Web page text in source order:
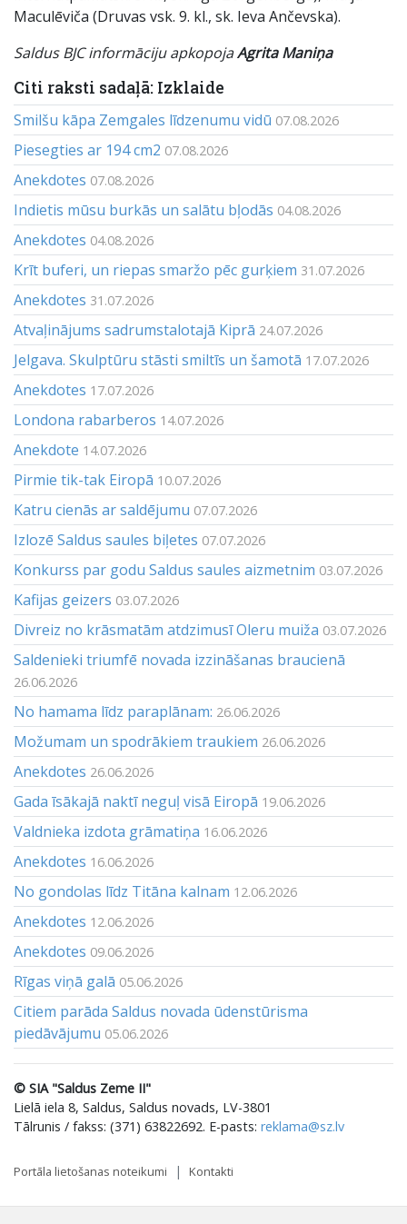
Maculēviča (Druvas vsk. 9. kl., sk. Ieva Ančevska).
Saldus BJC informāciju apkopojaAgrita Maniņa
Citi raksti sadaļā: Izklaide
Smilšu kāpa Zemgales līdzenumu vidū 07.08.2026
Piesegties ar 194 cm2 07.08.2026
Anekdotes 07.08.2026
Indietis mūsu burkās un salātu bļodās 04.08.2026
Anekdotes 04.08.2026
Krīt buferi, un riepas smaržo pēc gurķiem 31.07.2026
Anekdotes 31.07.2026
Atvaļinājums sadrumstalotajā Kiprā 24.07.2026
Jelgava. Skulptūru stāsti smiltīs un šamotā 17.07.2026
Anekdotes 17.07.2026
Londona rabarberos 14.07.2026
Anekdote 14.07.2026
Pirmie tik-tak Eiropā 10.07.2026
Katru cienās ar saldējumu 07.07.2026
Izlozē Saldus saules biļetes 07.07.2026
Konkurss par godu Saldus saules aizmetnim 03.07.2026
Kafijas geizers 03.07.2026
Divreiz no krāsmatām atdzimusī Oleru muiža 03.07.2026
Saldenieki triumfē novada izzināšanas braucienā
26.06.2026
No hamama līdz paraplānam: 26.06.2026
Možumam un spodrākiem traukiem 26.06.2026
Anekdotes 26.06.2026
Gada īsākajā naktī neguļ visā Eiropā 19.06.2026
Valdnieka izdota grāmatiņa 16.06.2026
Anekdotes 16.06.2026
No gondolas līdz Titāna kalnam 12.06.2026
Anekdotes 12.06.2026
Anekdotes 09.06.2026
Rīgas viņā galā 05.06.2026
Citiem parāda Saldus novada ūdenstūrisma
piedāvājumu 05.06.2026
© SIA "Saldus Zeme II"
Lielā iela 8, Saldus, Saldus novads, LV-3801
Tālrunis / fakss: (371) 63822692. E-pasts: reklama@sz.lv
Portāla lietošanas noteikumi Kontakti